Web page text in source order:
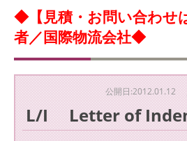
◆【見積・お問い合わせ
者／国際物流会社◆
公開日:2012.01.12
L/I Letter of